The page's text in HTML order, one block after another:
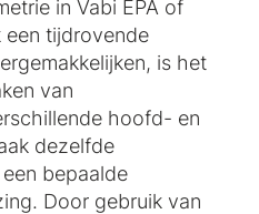
in Vabi EPA of
een tijdrovende
is het
van
hoofd- en
dezelfde
bepaalde
Door gebruik van